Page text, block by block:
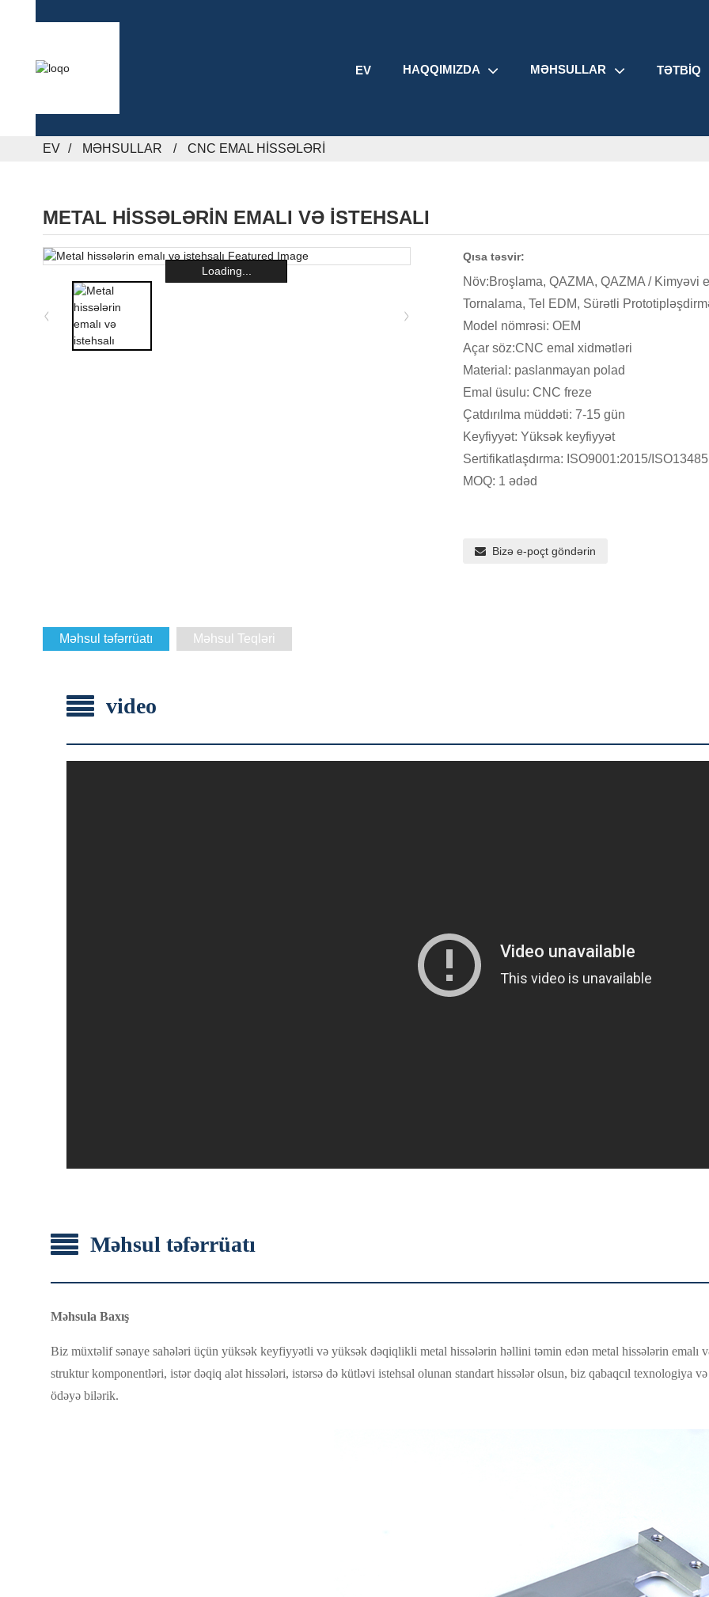
EV HAQQIMIZDA MƏHSULLAR TƏTBIQ
EV MƏHSULLAR CNC EMAL HISSƏLƏRI
METAL HISSƏLƏRIN EMALI VƏ ISTEHSALI
Loading...
Qısa təsvir:
Növ:Broşlama, QAZMA, QAZMA / Kimyəvi
Tornalama, Tel EDM, Sürətli
Model nömrəsi: OEM
Açar söz:CNC emal xidmətləri
Material: paslanmayan polad
Emal üsulu: CNC freze
Çatdırılma müddəti: 7-15 gün
Keyfiyyət: Yüksək keyfiyyət
Sertifikatlaşdırma: ISO9001:2015/
MOQ: 1 ədəd
Bizə e-poçt göndərin
Məhsul təfərrüatı Məhsul Teqləri
video
Məhsul təfərrüatı
Məhsula Baxış
Biz müxtəlif sənaye sahələri üçün yüksək keyfiyyətli və yüksək dəqiqlikli metal hissələrin həllini təmin edən metal hissələrin emalı
struktur komponentləri, istər dəqiq alət hissələri, istərsə də kütləvi istehsal olunan standart hissələr olsun, biz qabaqcıl texnologiya
ödəyə bilərik.